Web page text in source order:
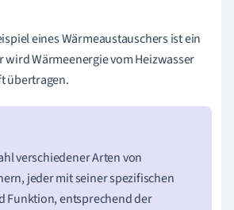
eines Wärmeaustauschers ist ein
wird Wärmeenergie vom Heizwasser
übertragen.
verschiedener Arten von
jeder mit seiner spezifischen
Funktion, entsprechend der